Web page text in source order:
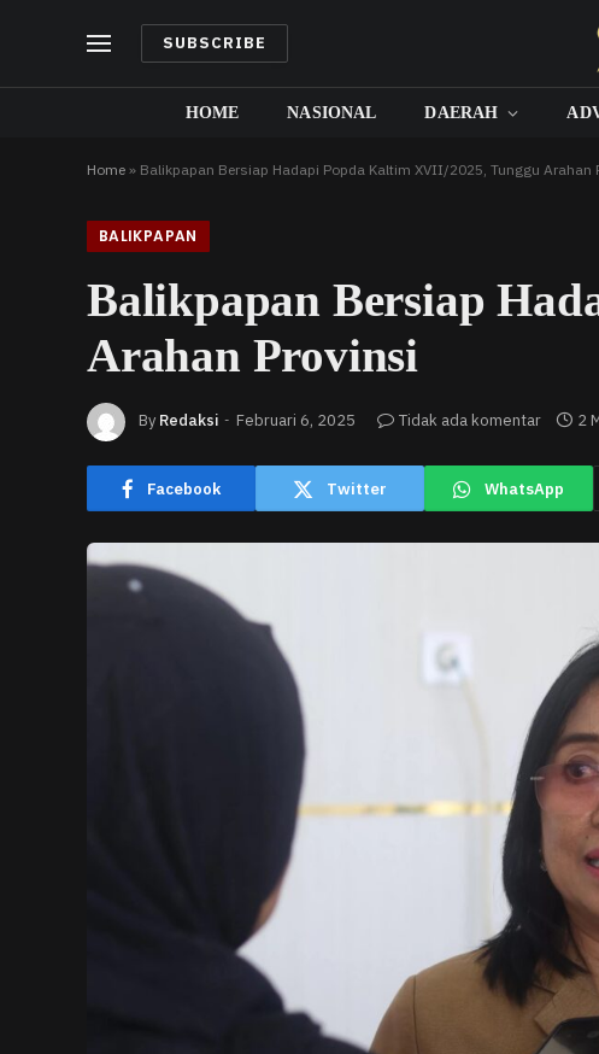
SUBSCRIBE
HOME NASIONAL DAERAH
Home » Balikpapan Bersiap Hadapi Popda Kaltim XVII/2025, Tunggu Arahan
BALIKPAPAN
Balikpapan Bersiap
Arahan Provinsi
By Redaksi Februari 6, 2025 Tidak ada komentar 2
Facebook Twitter WhatsApp